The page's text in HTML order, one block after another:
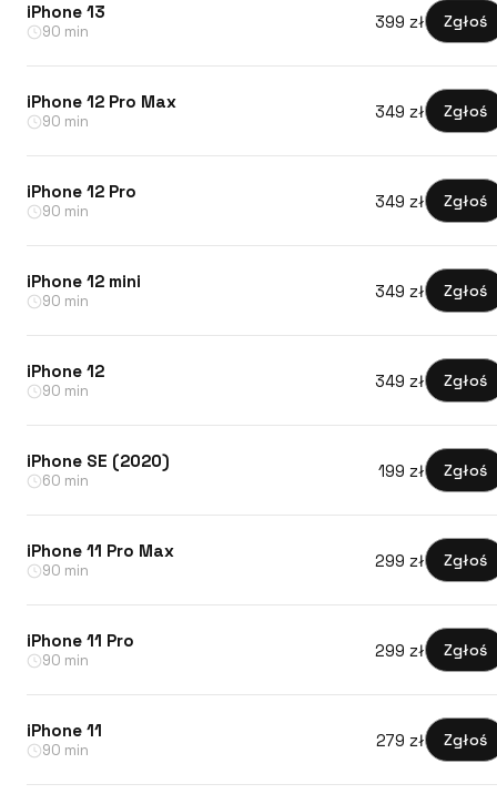
iPhone 13
90 min 399 zł Zgłoś
iPhone 12 Pro Max
90 min 349 zł Zgłoś
iPhone 12 Pro
90 min 349 zł Zgłoś
iPhone 12 mini
90 min 349 zł Zgłoś
iPhone 12
90 min 349 zł Zgłoś
iPhone SE (2020)
60 min 199 zł Zgłoś
iPhone 11 Pro Max
90 min 299 zł Zgłoś
iPhone 11 Pro
90 min 299 zł Zgłoś
iPhone 11
90 min 279 zł Zgłoś